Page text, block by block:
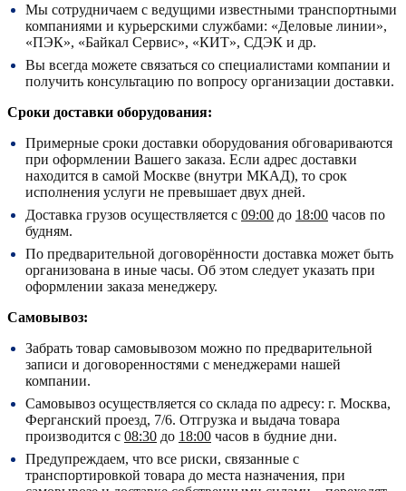
Мы сотрудничаем с ведущими известными транспортными
компаниями и курьерскими службами: «Деловые линии»,
«ПЭК», «Байкал Сервис», «КИТ», СДЭК и др.
Вы всегда можете связаться со специалистами компании и
получить консультацию по вопросу организации доставки.
Сроки доставки оборудования:
Примерные сроки доставки оборудования обговариваются
при оформлении Вашего заказа. Если адрес доставки
находится в самой Москве (внутри МКАД), то срок
исполнения услуги не превышает двух дней.
Доставка грузов осуществляется с 09:00 до 18:00 часов по
будням.
По предварительной договорённости доставка может быть
организована в иные часы. Об этом следует указать при
оформлении заказа менеджеру.
Самовывоз:
Забрать товар самовывозом можно по предварительной
записи и договоренностями с менеджерами нашей
компании.
Самовывоз осуществляется со склада по адресу: г. Москва,
Ферганский проезд, 7/6. Отгрузка и выдача товара
производится с 08:30 до 18:00 часов в будние дни.
Предупреждаем, что все риски, связанные с
транспортировкой товара до места назначения, при